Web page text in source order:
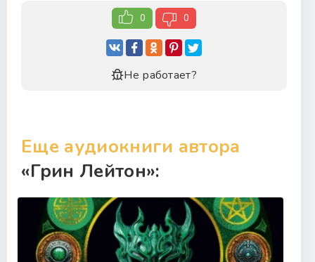
0 0
Не работает?
Еще аудиокниги автора
«Грин Лейтон»: